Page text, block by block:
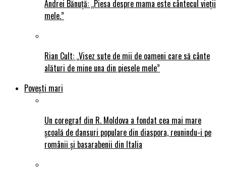
Andrei Bănuță: „Piesa despre mama este cântecul vieții
mele.”
Rian Cult: „Visez sute de mii de oameni care să cânte
alături de mine una din piesele mele”
Povești mari
Un coregraf din R. Moldova a fondat cea mai mare
școală de dansuri populare din diaspora, reunindu-i pe
românii și basarabenii din Italia